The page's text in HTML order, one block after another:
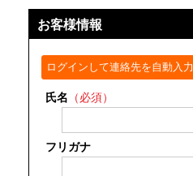
お客様情報
ログインして連絡先を自動入力
氏名 （必須）
フリガナ